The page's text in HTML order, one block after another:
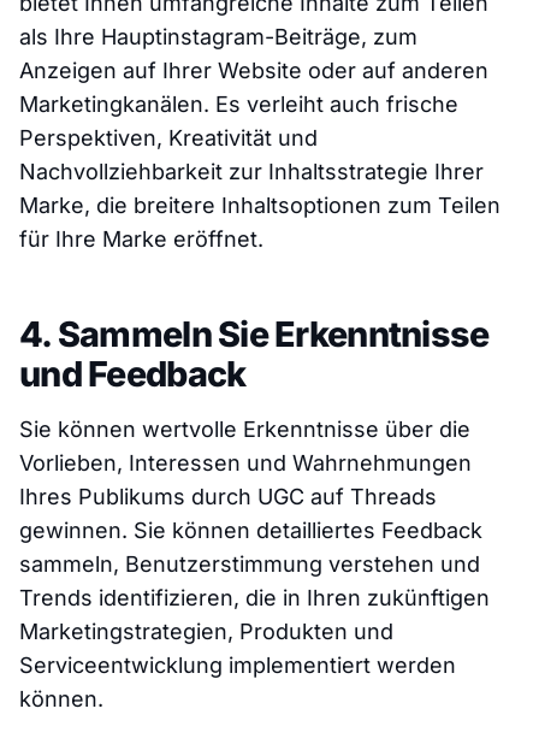
als Ihre Hauptinstagram-Beiträge, zum
Anzeigen auf Ihrer Website oder auf anderen
Marketingkanälen. Es verleiht auch frische
Perspektiven, Kreativität und
Nachvollziehbarkeit zur Inhaltsstrategie Ihrer
Marke, die breitere Inhaltsoptionen zum Teilen
für Ihre Marke eröffnet.
4. Sammeln Sie Erkenntnisse
und Feedback
Sie können wertvolle Erkenntnisse über die
Vorlieben, Interessen und Wahrnehmungen
Ihres Publikums durch UGC auf Threads
gewinnen. Sie können detailliertes Feedback
sammeln, Benutzerstimmung verstehen und
Trends identifizieren, die in Ihren zukünftigen
Marketingstrategien, Produkten und
Serviceentwicklung implementiert werden
können.